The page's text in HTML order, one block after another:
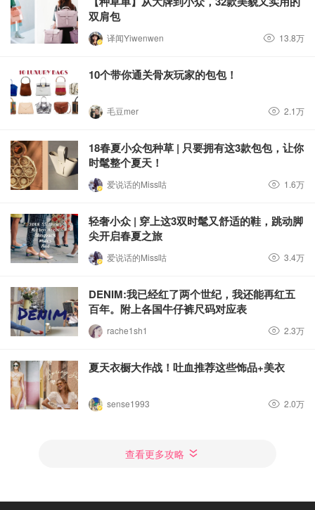
双肩包
译闻Yiwenwen 13.8万
10个带你通关骨灰玩家的包包！
毛豆mer 2.1万
18春夏小众包种草 | 只要拥有这3款包包，让你
时髦整个夏天！
爱说话的Miss咕 1.6万
轻奢小众 | 穿上这3双时髦又舒适的鞋，跳动脚
尖开启春夏之旅
爱说话的Miss咕 3.4万
DENIM:我已经红了两个世纪，我还能再红五
百年。附上各国牛仔裤尺码对应表
rache1sh1 2.3万
夏天衣橱大作战！吐血推荐这些饰品+美衣
sense1993 2.0万
查看更多攻略